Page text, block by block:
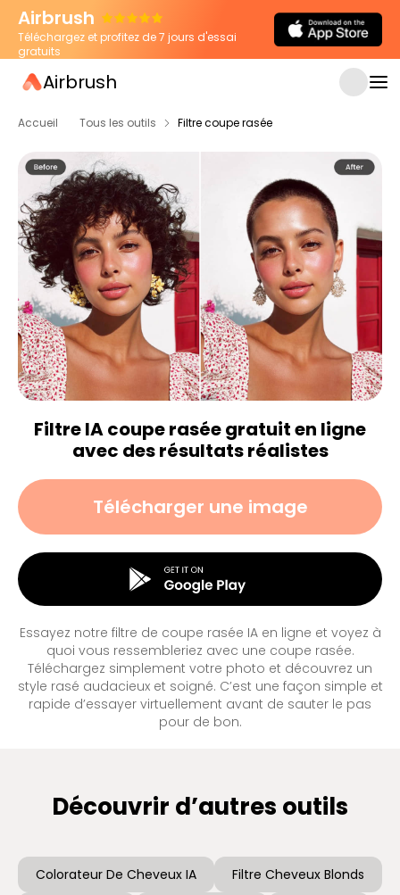
Airbrush
Téléchargez et profitez de 7 jours d'essai
gratuits
Airbrush
Accueil Tous les outils Filtre coupe rasée
Filtre IA coupe rasée gratuit en ligne
avec des résultats réalistes
Essayez notre filtre de coupe rasée IA en ligne et voyez à
quoi vous ressembleriez avec une coupe rasée.
Téléchargez simplement votre photo et découvrez un
style rasé audacieux et soigné. C’est une façon simple et
rapide d’essayer virtuellement avant de sauter le pas
pour de bon.
Télécharger une image
Découvrir d’autres outils
Colorateur De Cheveux IA
Filtre Cheveux Blonds